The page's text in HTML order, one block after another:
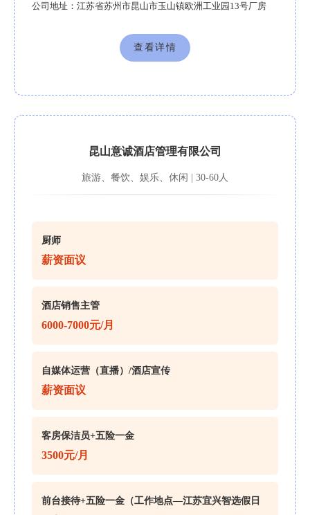
公司地址： 江苏省苏州市昆山市玉山镇欧洲工业园13号厂房
查看详情
昆山意诚酒店管理有限公司
旅游、餐饮、娱乐、休闲 | 30-60人
厨师
薪资面议
酒店销售主管
6000-7000元/月
自媒体运营（直播）/酒店宣传
薪资面议
客房保洁员+五险一金
3500元/月
前台接待+五险一金（工作地点—江苏宜兴智选假日